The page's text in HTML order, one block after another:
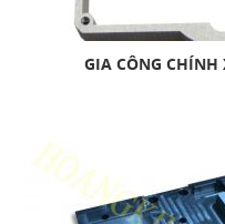
GIA CÔNG CHÍNH